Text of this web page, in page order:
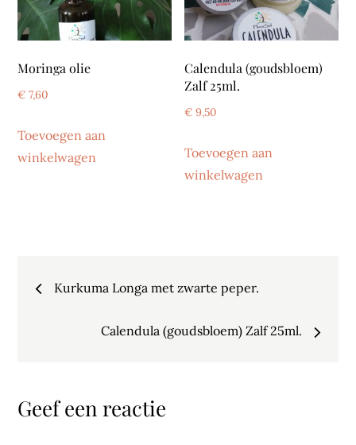
Moringa olie
€ 7,60
Toevoegen aan
winkelwagen
Calendula (goudsbloem)
Zalf 25ml.
€ 9,50
Toevoegen aan
winkelwagen
Bericht
navigatie
Kurkuma Longa met zwarte peper.
Calendula (goudsbloem) Zalf 25ml.
Geef een reactie